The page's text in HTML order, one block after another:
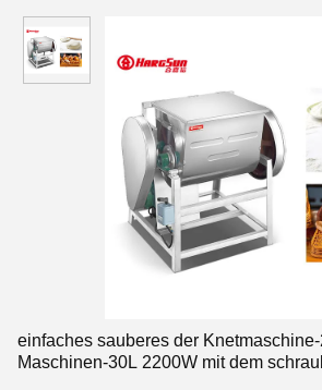
einfaches sauberes der
Maschinen-30L 2200W mit dem